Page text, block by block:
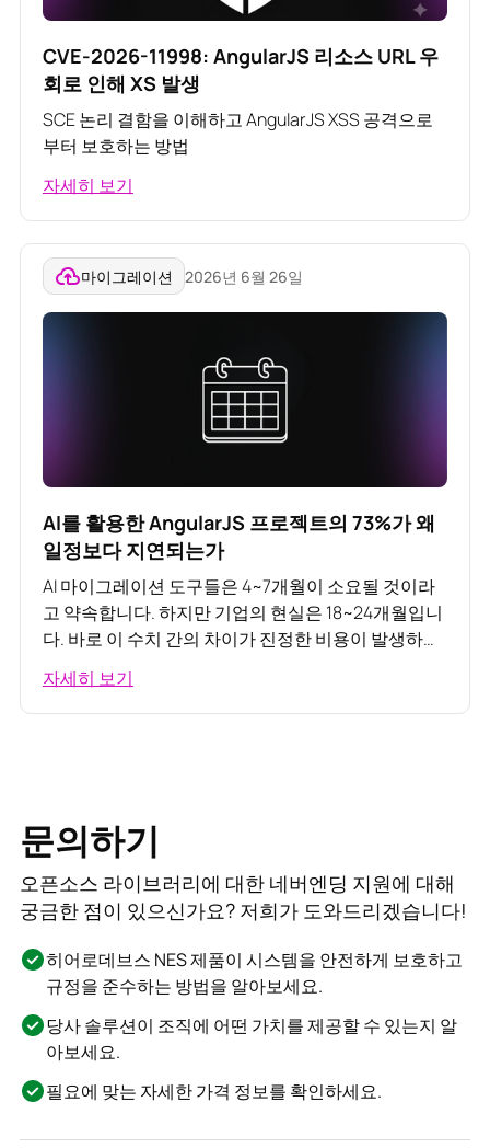
CVE-2026-11998: AngularJS 리소스 URL 우
회로 인해 XS 발생
SCE 논리 결함을 이해하고 AngularJS XSS 공격으로
부터 보호하는 방법
자세히 보기
마이그레이션 2026년 6월 26일
AI를 활용한 AngularJS 프로젝트의 73%가 왜
일정보다 지연되는가
AI 마이그레이션 도구들은 4~7개월이 소요될 것이라
고 약속합니다. 하지만 기업의 현실은 18~24개월입니
다. 바로 이 수치 간의 차이가 진정한 비용이 발생하는
자세히 보기
문의하기
오픈소스 라이브러리에 대한 네버엔딩 지원에 대해
궁금한 점이 있으신가요? 저희가 도와드리겠습니다!
히어로데브스 NES 제품이 시스템을 안전하게 보호하고
규정을 준수하는 방법을 알아보세요.
당사 솔루션이 조직에 어떤 가치를 제공할 수 있는지 알
아보세요.
필요에 맞는 자세한 가격 정보를 확인하세요.